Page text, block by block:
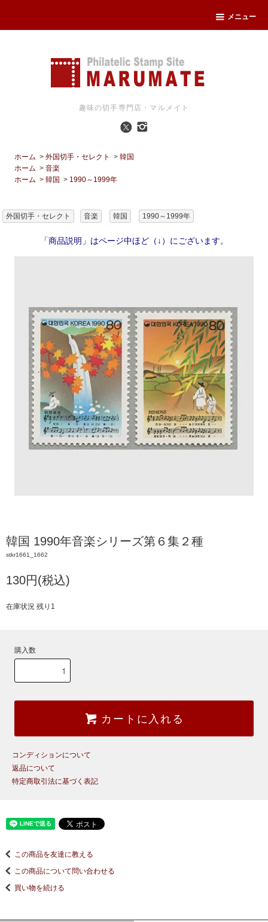
メニュー
趣味の切手専門店・マルメイト
ホーム >外国切手・セレクト >韓国
ホーム >音楽
ホーム >韓国 > 1990～1999年
外国切手・セレクト 音楽 韓国 1990～1999年
「商品説明」はページ中ほど（↓）にございます。
韓国 1990年音楽シリーズ第６集２種
stkr1661_1662
130円(税込)
在庫状況 残り1
購入数
カートに入れる
コンディションについて
返品について
特定商取引法に基づく表記
この商品を友達に教える
この商品について問い合わせる
買い物を続ける